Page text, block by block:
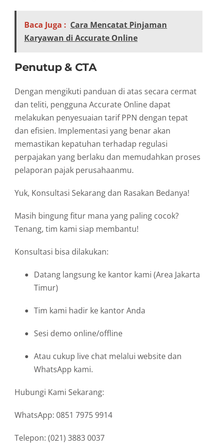
Baca Juga : Cara Mencatat Pinjaman
Karyawan di Accurate Online
Penutup & CTA
Dengan mengikuti panduan di atas secara cermat
dan teliti, pengguna Accurate Online dapat
melakukan penyesuaian tarif PPN dengan tepat
dan efisien. Implementasi yang benar akan
memastikan kepatuhan terhadap regulasi
perpajakan yang berlaku dan memudahkan proses
pelaporan pajak perusahaanmu.
Yuk, Konsultasi Sekarang dan Rasakan Bedanya!
Masih bingung fitur mana yang paling cocok?
Tenang, tim kami siap membantu!
Konsultasi bisa dilakukan:
Datang langsung ke kantor kami (Area Jakarta
Timur)
Tim kami hadir ke kantor Anda
Sesi demo online/offline
Atau cukup live chat melalui website dan
WhatsApp kami.
Hubungi Kami Sekarang:
WhatsApp: 0851 7975 9914
Telepon: (021) 3883 0037